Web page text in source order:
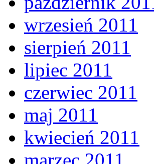
wrzesień 2011
sierpień 2011
lipiec 2011
czerwiec 2011
maj 2011
kwiecień 2011
marzec 2011